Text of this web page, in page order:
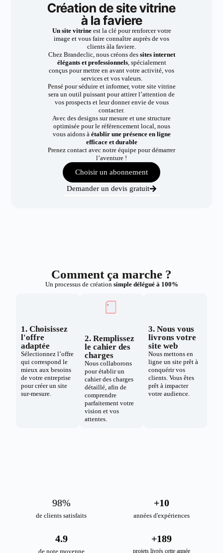
Création de site vitrine
à la faviere
Un site vitrineest la clé pour renforcer votre
image et vous faire connaître auprès de vos
clients àla faviere.
Chez Brandeclic, nous créons dessites internet
élégants et professionnels, spécialement
conçus pour mettre en avant votre activité, vos
services et vos valeurs.
Pensé pour séduire et informer, votre site vitrine
sera un outil puissant pour attirer l’attention de
vos prospects et leur donner envie de vous
contacter.
Avec des designs sur mesure et une structure
optimisée pour le référencement local, nous
vous aidons à établir une présence en ligne
efficace et durable
Prenez contact avec notre équipe pour démarrer
l’aventure !
Choisir un abonnement
Demander un devis gratuit
Comment ça marche ?
Un processus de création simple délégué à 100%
1. Choisissez
l'offre
adaptée
Sélectionnez l’offre
qui correspond le
mieux aux besoins
de votre entreprise
pour créer un site
sur-mesure.
2. Remplissez
le cahier des
charges
Nous collaborons
pour établir un
cahier des charges
détaillé, afin de
comprendre
parfaitement votre
vision et vos
attentes.
3. Nous vous
livrons votre
site web
Nous mettons en
ligne un site prêt à
conquérir vos
clients. Vous êtes
prêt à impacter
votre audience.
de clients satisfaits
98%
années d'expériences
+10
de note moyenne
4.9
projets livrés cette année
+189